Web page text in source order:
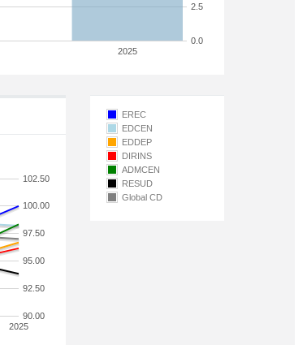
2025
0.0
2.5
2025
90.00
92.50
95.00
97.50
100.00
102.50
EREC
EDCEN
EDDEP
DIRINS
ADMCEN
RESUD
Global CD